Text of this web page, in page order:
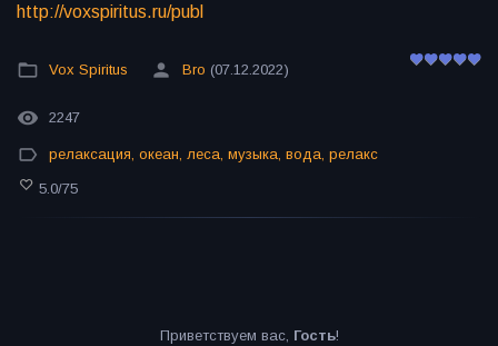
http://voxspiritus.ru/publ
Vox Spiritus Bro (07.12.2022)
2247
релаксация, океан, леса, музыка, вода, релакс
5.0/75
Приветствуем вас, Гость!